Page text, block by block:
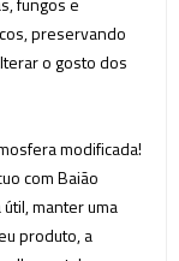
preservando
o gosto dos
modificada!
com Baião
manter uma
produto, a